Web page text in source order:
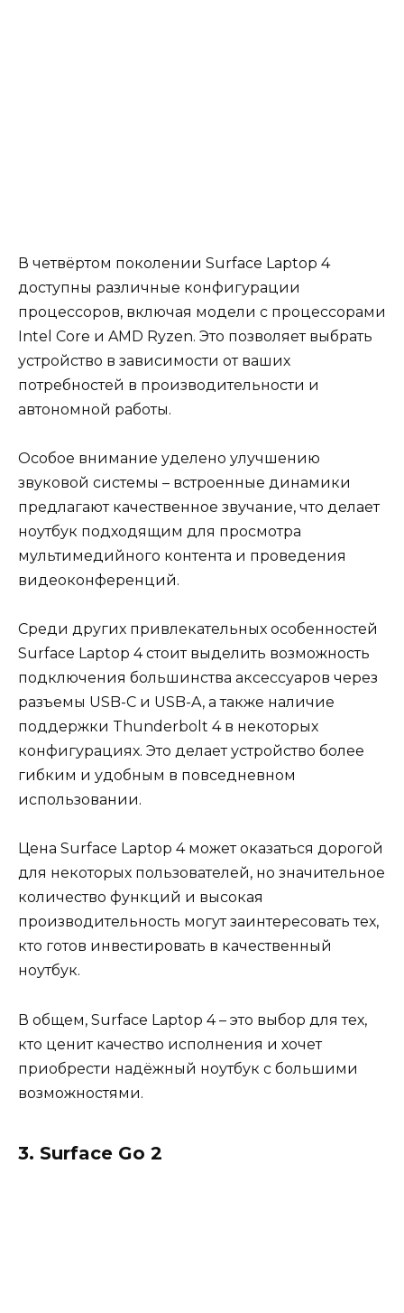
В четвёртом поколении Surface Laptop 4
доступны различные конфигурации
процессоров, включая модели с процессорами
Intel Core и AMD Ryzen. Это позволяет выбрать
устройство в зависимости от ваших
потребностей в производительности и
автономной работы.
Особое внимание уделено улучшению
звуковой системы – встроенные динамики
предлагают качественное звучание, что делает
ноутбук подходящим для просмотра
мультимедийного контента и проведения
видеоконференций.
Среди других привлекательных особенностей
Surface Laptop 4 стоит выделить возможность
подключения большинства аксессуаров через
разъемы USB-C и USB-A, а также наличие
поддержки Thunderbolt 4 в некоторых
конфигурациях. Это делает устройство более
гибким и удобным в повседневном
использовании.
Цена Surface Laptop 4 может оказаться дорогой
для некоторых пользователей, но значительное
количество функций и высокая
производительность могут заинтересовать тех,
кто готов инвестировать в качественный
ноутбук.
В общем, Surface Laptop 4 – это выбор для тех,
кто ценит качество исполнения и хочет
приобрести надёжный ноутбук с большими
возможностями.
3. Surface Go 2